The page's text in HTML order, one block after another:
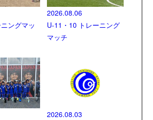
ングマッ
2026.08.06
U-11・10 トレーニング
マッチ
2026.08.03